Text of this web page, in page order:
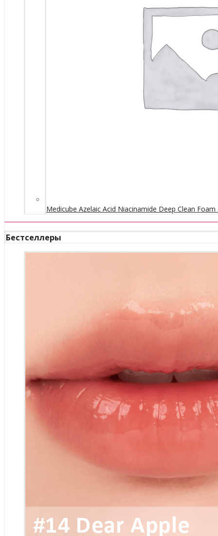
Medicube Azelaic Acid Niacinamide Deep Clean Foam
Бестселлеры